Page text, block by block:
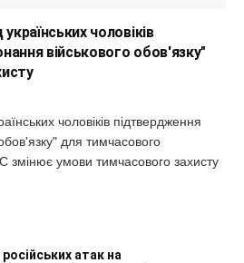
чоловіків
військового обов'язку"
чоловіків підтвердження
для тимчасового
змінює умови тимчасового захисту
атак на